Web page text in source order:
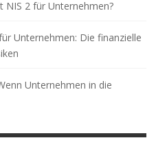
NIS 2 für Unternehmen?
Unternehmen: Die finanzielle
Unternehmen in die